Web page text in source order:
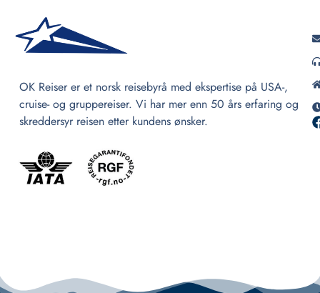
OK Reiser er et norsk reisebyrå med ekspertise på USA-,
cruise- og gruppereiser. Vi har mer enn 50 års erfaring og
skreddersyr reisen etter kundens ønsker.